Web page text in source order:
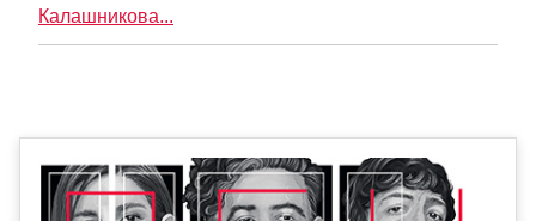
Калашникова...